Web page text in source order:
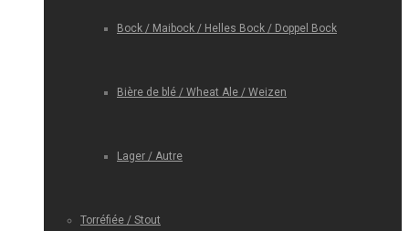
Bock / Maibock / Helles Bock / Doppel Bock
Bière de blé / Wheat Ale / Weizen
Lager / Autre
Torréfiée / Stout